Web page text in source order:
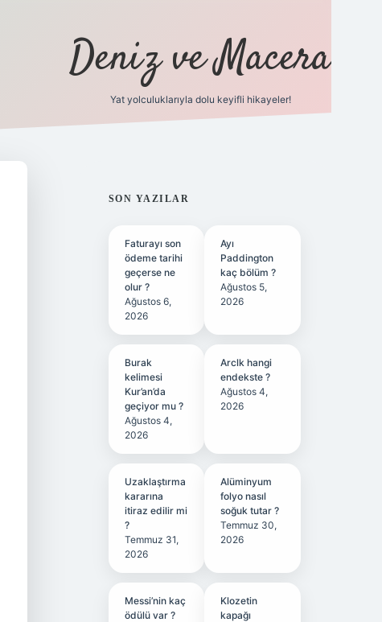
Deniz ve Macera
Yat yolculuklarıyla dolu keyifli hikayeler!
SIDEBAR
SON YAZILAR
Faturayı son
ödeme tarihi
geçerse ne
olur ?
Ağustos 6,
2026
Ayı
Paddington
kaç bölüm ?
Ağustos 5,
2026
Burak
kelimesi
Kur’an’da
geçiyor mu ?
Ağustos 4,
2026
Arclk hangi
endekste ?
Ağustos 4,
2026
Uzaklaştırma
kararına
itiraz edilir mi
?
Temmuz 31,
2026
Alüminyum
folyo nasıl
soğuk tutar ?
Temmuz 30,
2026
Messi’nin kaç
ödülü var ?
Klozetin
kapağı